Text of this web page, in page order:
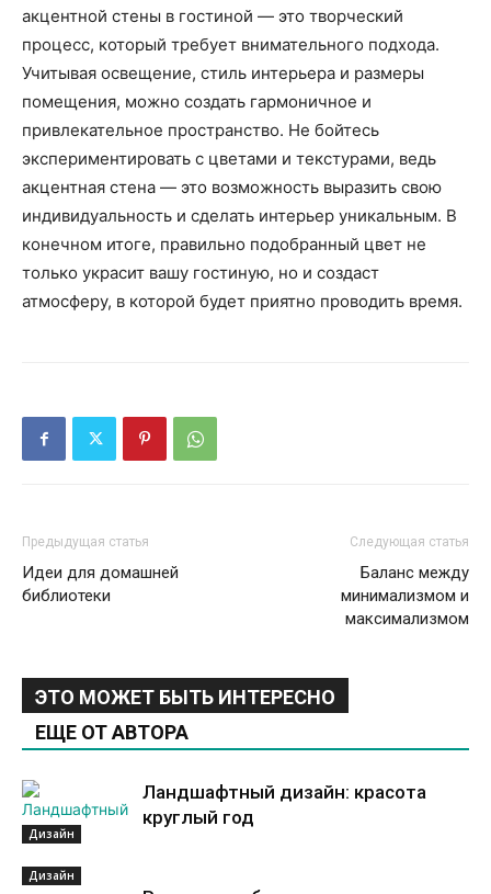
акцентной стены в гостиной — это творческий
процесс, который требует внимательного подхода.
Учитывая освещение, стиль интерьера и размеры
помещения, можно создать гармоничное и
привлекательное пространство. Не бойтесь
экспериментировать с цветами и текстурами, ведь
акцентная стена — это возможность выразить свою
индивидуальность и сделать интерьер уникальным. В
конечном итоге, правильно подобранный цвет не
только украсит вашу гостиную, но и создаст
атмосферу, в которой будет приятно проводить время.
Предыдущая статья
Идеи для домашней
библиотеки
Следующая статья
Баланс между
минимализмом и
максимализмом
ЭТО МОЖЕТ БЫТЬ ИНТЕРЕСНО
ЕЩЕ ОТ АВТОРА
Дизайн
Ландшафтный дизайн: красота
круглый год
Дизайн